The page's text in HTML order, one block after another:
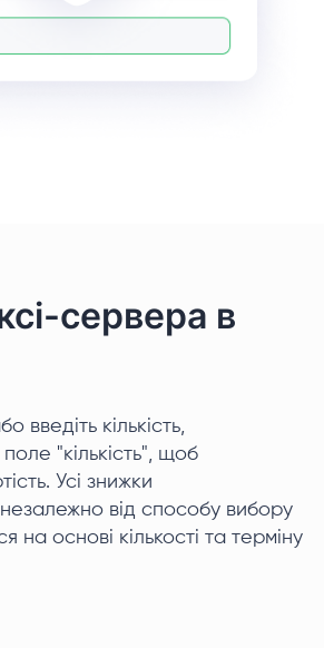
сервера в
введіть кількість,
"кількість", щоб
Усі знижки
від способу вибору
на основі кількості та терміну